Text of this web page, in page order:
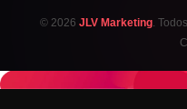
© 2026 JLV Marketing.